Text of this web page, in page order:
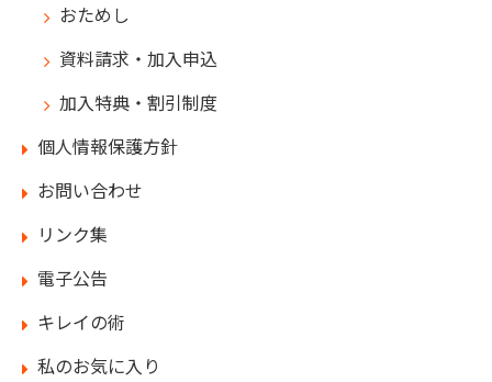
おためし
資料請求・加入申込
加入特典・割引制度
個人情報保護方針
お問い合わせ
リンク集
電子公告
キレイの術
私のお気に入り